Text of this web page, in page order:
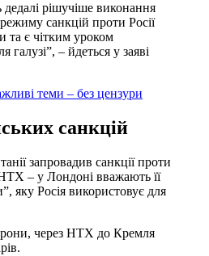
дедалі рішучіше виконання
санкцій проти Росії
та є чітким уроком
– йдеться у заяві
теми – без цензури
санкцій
запровадив санкції проти
– у Лондоні вважають її
яку Росія використовує для
через HTX до Кремля